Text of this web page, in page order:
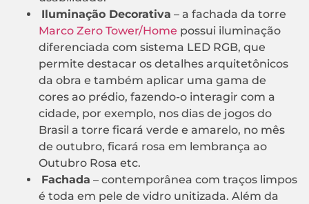
Iluminação Decorativa – a fachada da torre
Marco Zero Tower/Home possui iluminação
diferenciada com sistema LED RGB, que
permite destacar os detalhes arquitetônicos
da obra e também aplicar uma gama de
cores ao prédio, fazendo-o interagir com a
cidade, por exemplo, nos dias de jogos do
Brasil a torre ficará verde e amarelo, no mês
de outubro, ficará rosa em lembrança ao
Outubro Rosa etc.
Fachada – contemporânea com traços limpos
é toda em pele de vidro unitizada. Além da